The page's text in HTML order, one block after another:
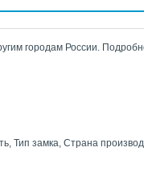
городам России.
Тип замка, Страна